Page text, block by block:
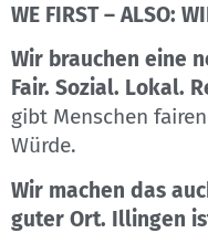
WE FIRST – ALSO:
Wir brauchen eine
Fair. Sozial. Lokal.
gibt Menschen
Würde.
Wir machen das
guter Ort. Illingen